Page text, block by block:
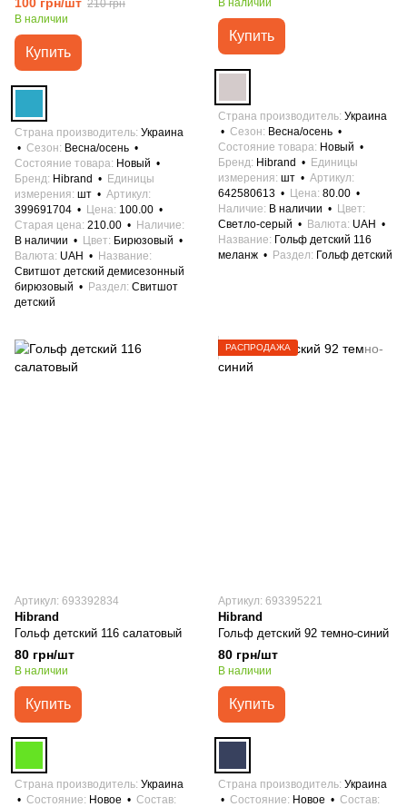
210 грн
В наличии
Купить
Страна производитель Украина
Сезон Весна/осень
Состояние товара Новый
Бренд Hibrand
Единицы
измерения шт
Артикул
399691704
Цена 100.00
Старая цена 210.00
Наличие
В наличии
Цвет Бирюзовый
Валюта UAH
Название
Свитшот детский демисезонный
бирюзовый
Раздел Свитшот
детский
Купить
Страна производитель Украина
Сезон Весна/осень
Состояние товара Новый
Бренд Hibrand
Единицы
измерения шт
Артикул
642580613
Цена 80.00
Наличие В наличии
Цвет
Светло-серый
Валюта UAH
Название Гольф детский 116
меланж
Раздел Гольф детский
Артикул: 693392834
Hibrand
Гольф детский 116 салатовый
80 грн/шт
В наличии
Купить
Страна производитель Украина
Состояние Новое
Состав
РАСПРОДАЖА
Артикул: 693395221
Hibrand
Гольф детский 92 темно-синий
80 грн/шт
В наличии
Купить
Страна производитель Украина
Состояние Новое
Состав